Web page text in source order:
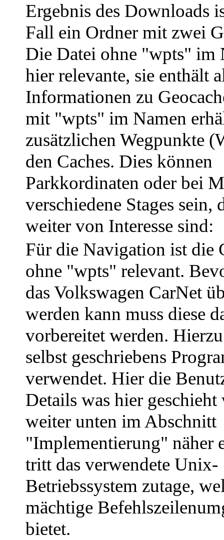
Ergebnis des Downloads
Fall ein Ordner mit zwei
Die Datei ohne "wpts" im
hier relevante, sie enthält
Informationen zu
mit "wpts" im Namen
zusätzlichen Wegpunkte
den Caches. Dies können
Parkkordinaten oder bei
verschiedene Stages sein,
weiter von Interesse sind:
Für die Navigation ist die
ohne "wpts" relevant.
das Volkswagen CarNet
werden kann muss diese
vorbereitet werden.
selbst geschriebens
verwendet. Hier die
Details was hier geschieht
weiter unten im Abschnitt
"Implementierung" näher
tritt das verwendete Unix-
Betriebssystem zutage,
mächtige
bietet.